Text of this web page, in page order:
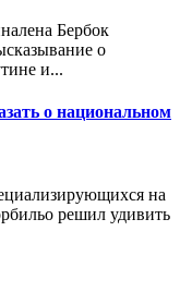
Бербок
о
и...
о национальном
на
решил удивить